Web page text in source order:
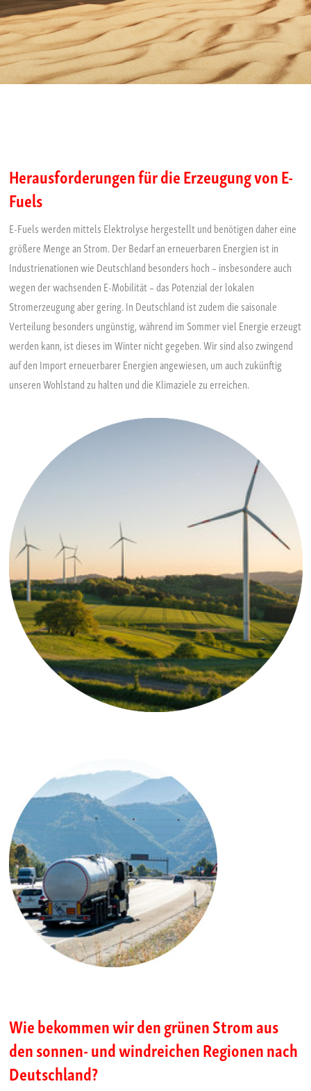
Herausforderungen für die Erzeugung von E-
Fuels
E-Fuels werden mittels Elektrolyse hergestellt und benötigen daher eine
größere Menge an Strom. Der Bedarf an erneuerbaren Energien ist in
Industrienationen wie Deutschland besonders hoch – insbesondere auch
wegen der wachsenden E-Mobilität – das Potenzial der lokalen
Stromerzeugung aber gering. In Deutschland ist zudem die saisonale
Verteilung besonders ungünstig, während im Sommer viel Energie erzeugt
werden kann, ist dieses im Winter nicht gegeben. Wir sind also zwingend
auf den Import erneuerbarer Energien angewiesen, um auch zukünftig
unseren Wohlstand zu halten und die Klimaziele zu erreichen.
Wie bekommen wir den grünen Strom aus
den sonnen- und windreichen Regionen nach
Deutschland?